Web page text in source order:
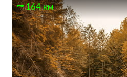
164 км